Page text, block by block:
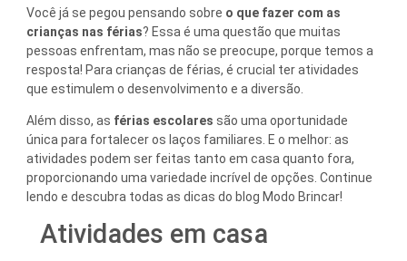
Você já se pegou pensando sobre o que fazer com as
crianças nas férias? Essa é uma questão que muitas
pessoas enfrentam, mas não se preocupe, porque temos a
resposta! Para crianças de férias, é crucial ter atividades
que estimulem o desenvolvimento e a diversão.
Além disso, as férias escolares são uma oportunidade
única para fortalecer os laços familiares. E o melhor: as
atividades podem ser feitas tanto em casa quanto fora,
proporcionando uma variedade incrível de opções. Continue
lendo e descubra todas as dicas do blog Modo Brincar!
Atividades em casa